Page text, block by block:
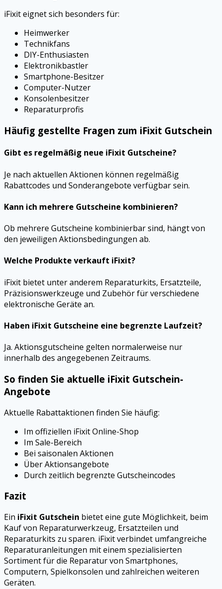
iFixit eignet sich besonders für:
Heimwerker
Technikfans
DIY-Enthusiasten
Elektronikbastler
Smartphone-Besitzer
Computer-Nutzer
Konsolenbesitzer
Reparaturprofis
Häufig gestellte Fragen zum iFixit Gutschein
Gibt es regelmäßig neue iFixit Gutscheine?
Je nach aktuellen Aktionen können regelmäßig
Rabattcodes und Sonderangebote verfügbar sein.
Kann ich mehrere Gutscheine kombinieren?
Ob mehrere Gutscheine kombinierbar sind, hängt von
den jeweiligen Aktionsbedingungen ab.
Welche Produkte verkauft iFixit?
iFixit bietet unter anderem Reparaturkits, Ersatzteile,
Präzisionswerkzeuge und Zubehör für verschiedene
elektronische Geräte an.
Haben iFixit Gutscheine eine begrenzte Laufzeit?
Ja. Aktionsgutscheine gelten normalerweise nur
innerhalb des angegebenen Zeitraums.
So finden Sie aktuelle iFixit Gutschein-
Angebote
Aktuelle Rabattaktionen finden Sie häufig:
Im offiziellen iFixit Online-Shop
Im Sale-Bereich
Bei saisonalen Aktionen
Über Aktionsangebote
Durch zeitlich begrenzte Gutscheincodes
Fazit
Ein iFixit Gutschein bietet eine gute Möglichkeit, beim
Kauf von Reparaturwerkzeug, Ersatzteilen und
Reparaturkits zu sparen. iFixit verbindet umfangreiche
Reparaturanleitungen mit einem spezialisierten
Sortiment für die Reparatur von Smartphones,
Computern, Spielkonsolen und zahlreichen weiteren
Geräten.